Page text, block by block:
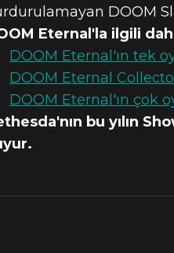
DOOM
Eternal'la ilgili
DOOM Eternal'ın tek
DOOM Eternal
DOOM Eternal'ın çok
bu yılın